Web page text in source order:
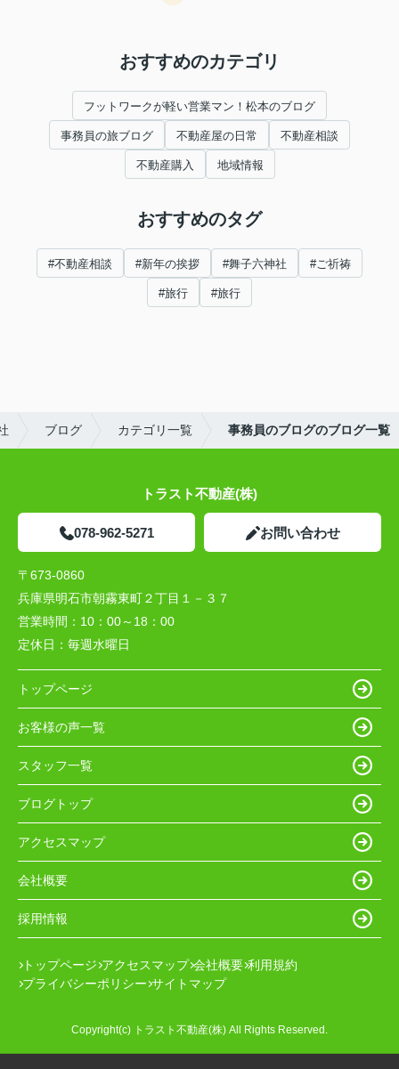
おすすめのカテゴリ
フットワークが軽い営業マン！松本のブログ
事務員の旅ブログ 不動産屋の日常 不動産相談
不動産購入 地域情報
おすすめのタグ
#不動産相談 #新年の挨拶 #舞子六神社 #ご祈祷
#旅行 #旅行
ブログ カテゴリ一覧 事務員のブログのブログ一覧
トラスト不動産(株)
078-962-5271 お問い合わせ
〒673-0860
兵庫県明石市朝霧東町２丁目１－３７
営業時間： 10：00～18：00
定休日： 毎週水曜日
トップページ
お客様の声一覧
スタッフ一覧
ブログトップ
アクセスマップ
会社概要
採用情報
トップページ アクセスマップ 会社概要 利用規約
プライバシーポリシー サイトマップ
Copyright(c) トラスト不動産(株) All Rights Reserved.